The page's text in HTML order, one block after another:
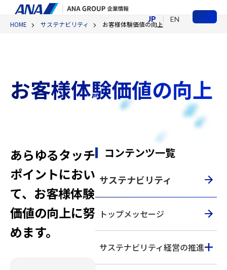
JP EN
HOME サステナビリティ お客様体験価値の向上
お客様体験価値の向上
あらゆるタッチ
ポイントにおい
て、お客様体験
価値の向上に努
めます。
コンテンツ一覧
サステナビリティ
トップメッセージ
サステナビリティ経営の推進